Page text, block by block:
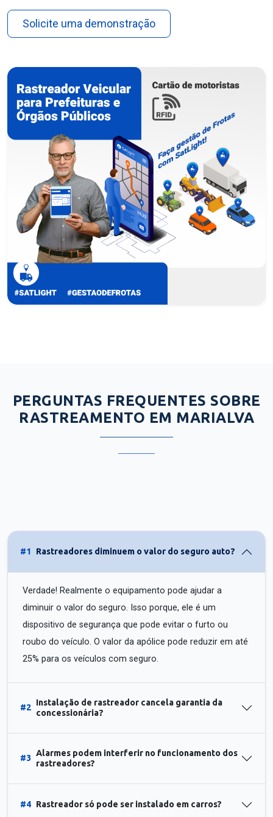
Solicite uma demonstração
PERGUNTAS FREQUENTES SOBRE
RASTREAMENTO EM MARIALVA
#1 Rastreadores diminuem o valor do seguro auto?
Verdade! Realmente o equipamento pode ajudar a
diminuir o valor do seguro. Isso porque, ele é um
dispositivo de segurança que pode evitar o furto ou
roubo do veículo. O valor da apólice pode reduzir em até
25% para os veículos com seguro.
#2
Instalação de rastreador cancela garantia da
concessionária?
#3
Alarmes podem interferir no funcionamento dos
rastreadores?
#4 Rastreador só pode ser instalado em carros?